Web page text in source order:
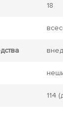
18
114